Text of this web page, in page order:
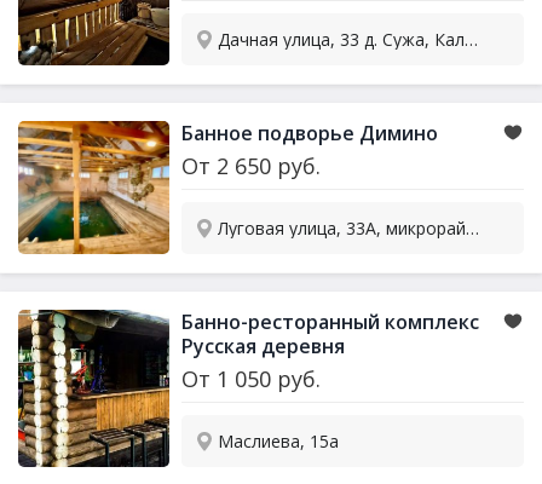
Дачная улица, 33 д. Сужа, Калязинский муниципальный округ, Тверская область, 171585
Банное подворье Димино
От 2 650 руб.
Луговая улица, 33А, микрорайон Семхоз, Сергиев Посад
Банно-ресторанный комплекс
Русская деревня
От 1 050 руб.
Маслиева, 15а